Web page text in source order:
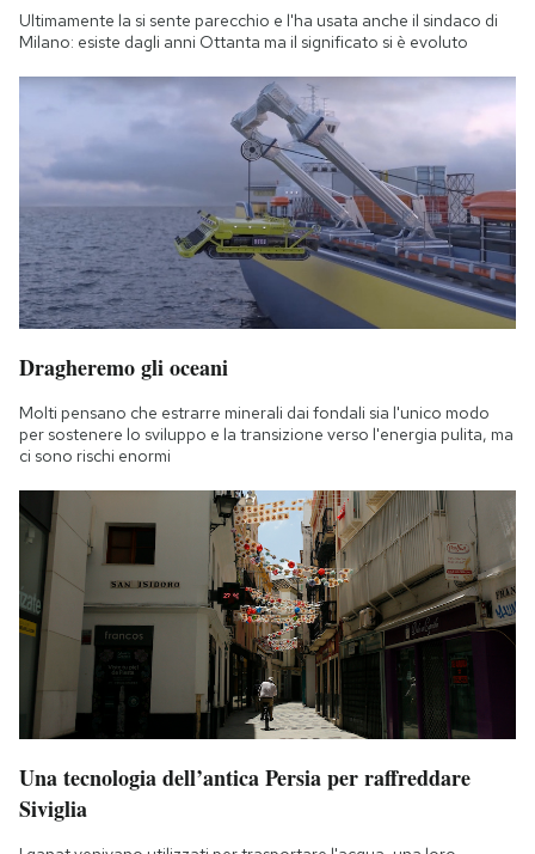
Regala il Post
Hai bisogno di aiuto?
Esci
Ultimamente la si sente parecchio e l'ha usata anche il sindaco di
Milano: esiste dagli anni Ottanta ma il significato si è evoluto
Dragheremo gli oceani
Molti pensano che estrarre minerali dai fondali sia l'unico modo
per sostenere lo sviluppo e la transizione verso l'energia pulita, ma
ci sono rischi enormi
Una tecnologia dell’antica Persia per raffreddare
Siviglia